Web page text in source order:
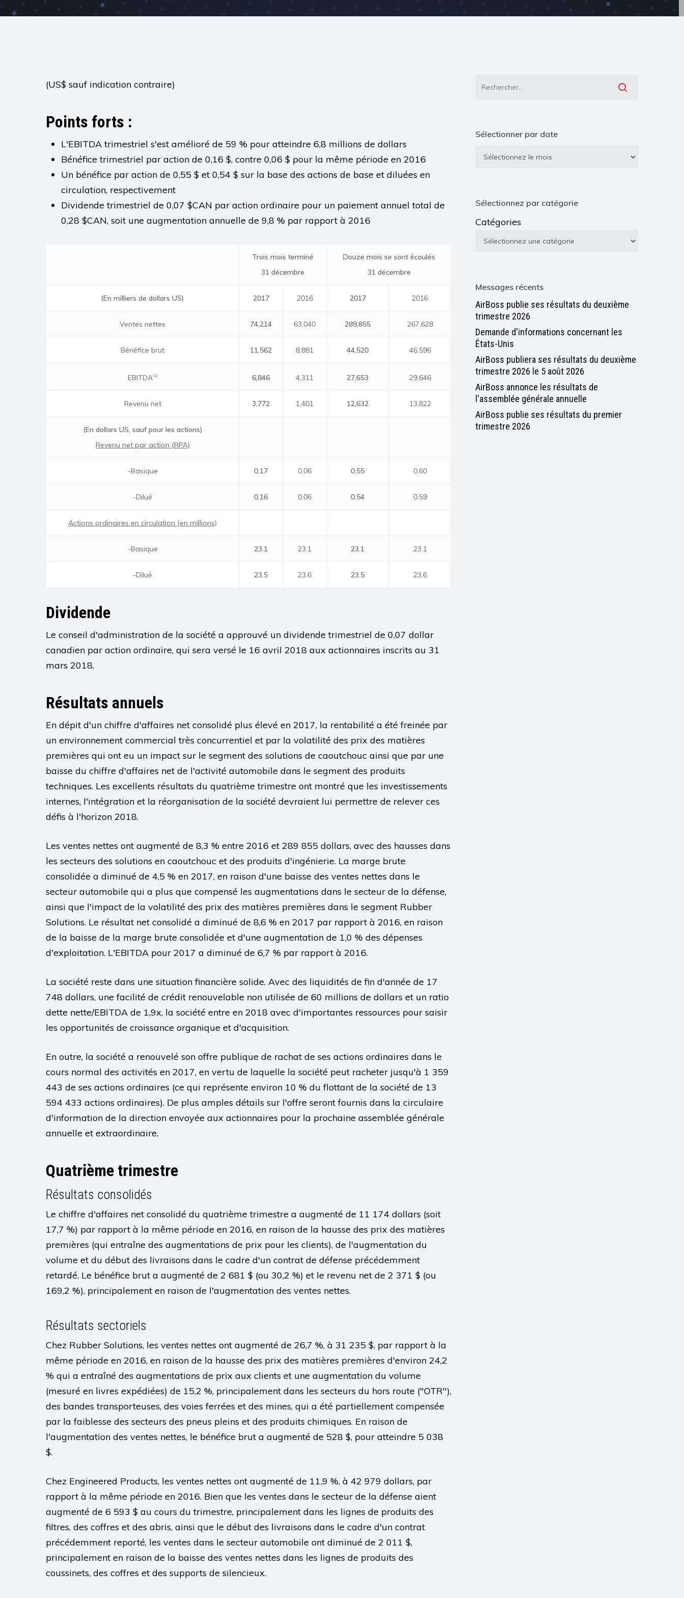
(US$ sauf indication contraire)
Points forts :
L'EBITDA trimestriel s'est amélioré de 59 % pour atteindre 6,8 millions de dollars
Bénéfice trimestriel par action de 0,16 $, contre 0,06 $ pour la même période en 2016
Un bénéfice par action de 0,55 $ et 0,54 $ sur la base des actions de base et diluées en
circulation, respectivement
Dividende trimestriel de 0,07 $CAN par action ordinaire pour un paiement annuel total de
0,28 $CAN, soit une augmentation annuelle de 9,8 % par rapport à 2016
Trois moisterminé
31 décembre
Douze mois se sont écoulés
31 décembre
(En milliers de dollars US) 2017 2016 2017 2016
Ventes nettes 74,214 63,040 289,855 267,628
Bénéfice brut 11,562 8,881 44,520 46,596
EBITDA(1) 6,846 4,311 27,653 29,646
Revenu net 3,772 1,401 12,632 13,822
(En dollars US, sauf pour les actions)
Revenu net par action (RPA)
-Basique 0.17 0.06 0.55 0.60
-Dilué 0.16 0.06 0.54 0.59
Actions ordinaires en circulation (en millions)
-Basique 23.1 23.1 23.1 23.1
-Dilué 23.5 23.6 23.5 23.6
Dividende
Le conseil d'administration de la société a approuvé un dividende trimestriel de 0,07 dollar
canadien par action ordinaire, qui sera versé le 16 avril 2018 aux actionnaires inscrits au 31
mars 2018.
Résultats annuels
En dépit d'un chiffre d'affaires net consolidé plus élevé en 2017, la rentabilité a été freinée par
un environnement commercial très concurrentiel et par la volatilité des prix des matières
premières qui ont eu un impact sur le segment des solutions de caoutchouc ainsi que par une
baisse du chiffre d'affaires net de l'activité automobile dans le segment des produits
techniques. Les excellents résultats du quatrième trimestre ont montré que les investissements
internes, l'intégration et la réorganisation de la société devraient lui permettre de relever ces
défis à l'horizon 2018.
Les ventes nettes ont augmenté de 8,3 % entre 2016 et 289 855 dollars, avec des hausses dans
les secteurs des solutions en caoutchouc et des produits d'ingénierie. La marge brute
consolidée a diminué de 4,5 % en 2017, en raison d'une baisse des ventes nettes dans le
secteur automobile qui a plus que compensé les augmentations dans le secteur de la défense,
ainsi que l'impact de la volatilité des prix des matières premières dans le segment Rubber
Solutions. Le résultat net consolidé a diminué de 8,6 % en 2017 par rapport à 2016, en raison
de la baisse de la marge brute consolidée et d'une augmentation de 1,0 % des dépenses
d'exploitation. L'EBITDA pour 2017 a diminué de 6,7 % par rapport à 2016.
La société reste dans une situation financière solide. Avec des liquidités de fin d'année de 17
748 dollars, une facilité de crédit renouvelable non utilisée de 60 millions de dollars et un ratio
dette nette/EBITDA de 1,9x, la société entre en 2018 avec d'importantes ressources pour saisir
les opportunités de croissance organique et d'acquisition.
En outre, la société a renouvelé son offre publique de rachat de ses actions ordinaires dans le
cours normal des activités en 2017, en vertu de laquelle la société peut racheter jusqu'à 1 359
443 de ses actions ordinaires (ce qui représente environ 10 % du flottant de la société de 13
594 433 actions ordinaires). De plus amples détails sur l'offre seront fournis dans la circulaire
d'information de la direction envoyée aux actionnaires pour la prochaine assemblée générale
annuelle et extraordinaire.
Quatrième trimestre
Résultats consolidés
Le chiffre d'affaires net consolidé du quatrième trimestre a augmenté de 11 174 dollars (soit
17,7 %) par rapport à la même période en 2016, en raison de la hausse des prix des matières
premières (qui entraîne des augmentations de prix pour les clients), de l'augmentation du
volume et du début des livraisons dans le cadre d'un contrat de défense précédemment
retardé. Le bénéfice brut a augmenté de 2 681 $ (ou 30,2 %) et le revenu net de 2 371 $ (ou
169,2 %), principalement en raison de l'augmentation des ventes nettes.
Résultats sectoriels
Chez Rubber Solutions, les ventes nettes ont augmenté de 26,7 %, à 31 235 $, par rapport à la
même période en 2016, en raison de la hausse des prix des matières premières d'environ 24,2
% qui a entraîné des augmentations de prix aux clients et une augmentation du volume
(mesuré en livres expédiées) de 15,2 %, principalement dans les secteurs du hors route ("OTR"),
des bandes transporteuses, des voies ferrées et des mines, qui a été partiellement compensée
par la faiblesse des secteurs des pneus pleins et des produits chimiques. En raison de
l'augmentation des ventes nettes, le bénéfice brut a augmenté de 528 $, pour atteindre 5 038
$.
Chez Engineered Products, les ventes nettes ont augmenté de 11,9 %, à 42 979 dollars, par
rapport à la même période en 2016. Bien que les ventes dans le secteur de la défense aient
augmenté de 6 593 $ au cours du trimestre, principalement dans les lignes de produits des
filtres, des coffres et des abris, ainsi que le début des livraisons dans le cadre d'un contrat
précédemment reporté, les ventes dans le secteur automobile ont diminué de 2 011 $,
principalement en raison de la baisse des ventes nettes dans les lignes de produits des
coussinets, des coffres et des supports de silencieux.
Sélectionner par date
Sélectionner
Sélectionnez par catégorie
Catégories
Messages récents
AirBoss publie ses résultats du deuxième
trimestre 2026
Demande d'informations concernant les
États-Unis
AirBoss publiera ses résultats du deuxième
trimestre 2026 le 5 août 2026
AirBoss annonce les résultats de
l'assemblée générale annuelle
AirBoss publie ses résultats du premier
trimestre 2026